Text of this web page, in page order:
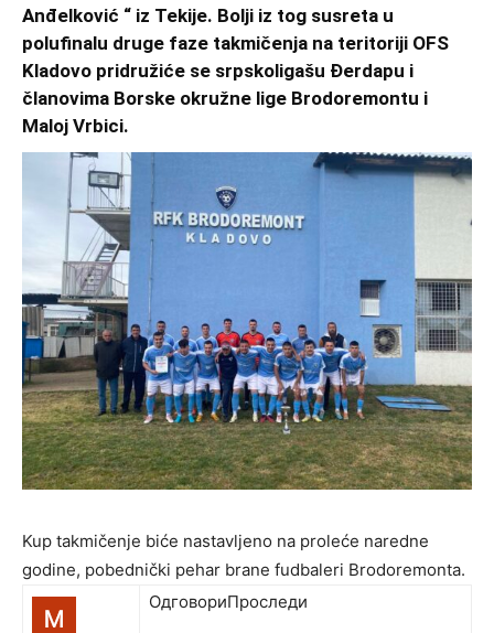
Anđelković “ iz Tekije. Bolji iz tog susreta u
polufinalu druge faze takmičenja na teritoriji OFS
Kladovo pridružiće se srpskoligašu Đerdapu i
članovima Borske okružne lige Brodoremontu i
Maloj Vrbici.
Kup takmičenje biće nastavljeno na proleće naredne
godine, pobednički pehar brane fudbaleri Brodoremonta.
ОдговориПроследи